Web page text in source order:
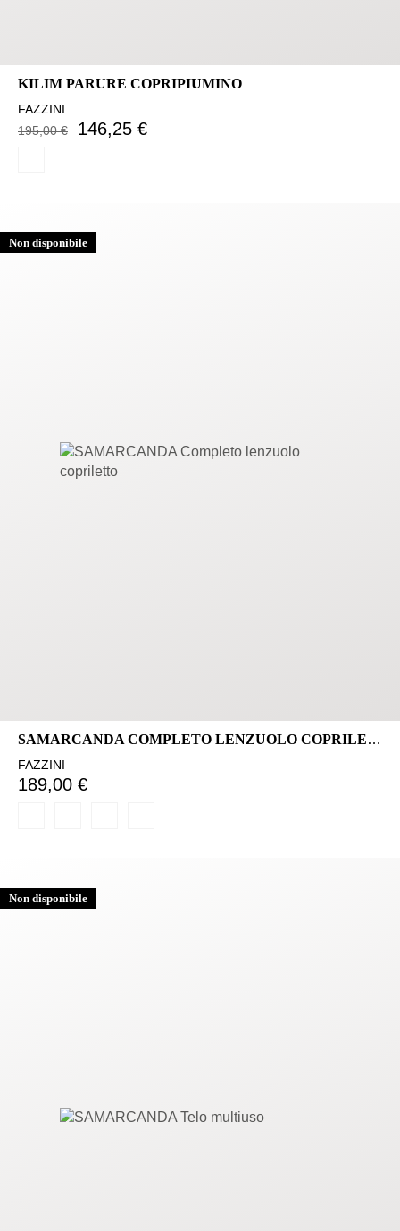
KILIM PARURE COPRIPIUMINO
FAZZINI
195,00 €
146,25 €
Non disponibile
SAMARCANDA COMPLETO LENZUOLO COPRILETTO
FAZZINI
189,00 €
Non disponibile